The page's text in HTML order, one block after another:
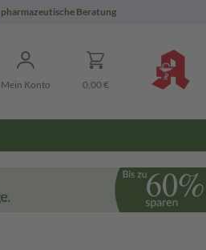
pharmazeutische Beratung
Mein Konto 0,00 €